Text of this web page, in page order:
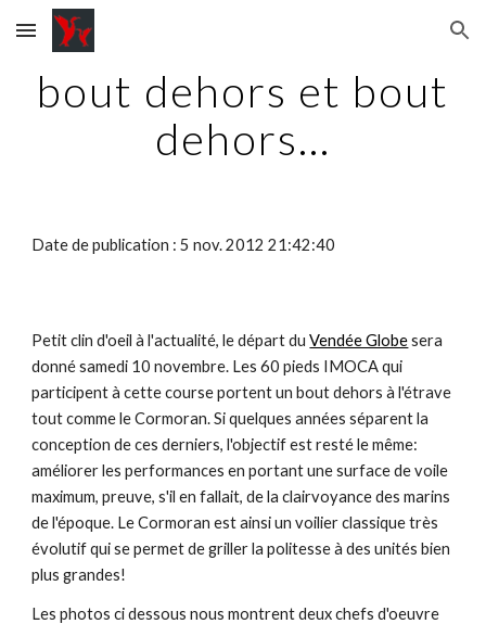
Skip to main content Skip to navigation
bout dehors et bout
dehors...
Date de publication : 5 nov. 2012 21:42:40
Petit clin d'oeil à l'actualité, le départ duVendée Globesera
donné samedi 10 novembre. Les 60 pieds IMOCA qui
participent à cette course portent un bout dehors à l'étrave
tout comme le Cormoran. Si quelques années séparent la
conception de ces derniers, l'objectif est resté le même:
améliorer les performances en portant une surface de voile
maximum, preuve, s'il en fallait, de la clairvoyance des marins
de l'époque. Le Cormoran est ainsi un voilier classique très
évolutif qui se permet de griller la politesse à des unités bien
plus grandes!
Les photos ci dessous nous montrent deux chefs d'oeuvre